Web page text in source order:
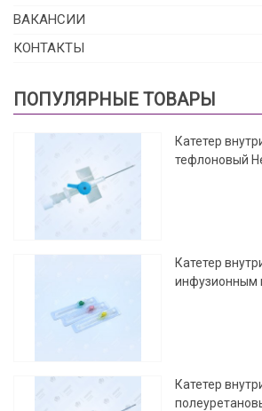
ВАКАНСИИ
КОНТАКТЫ
ПОПУЛЯРНЫЕ ТОВАРЫ
Катетер
тефлоновый
Катетер
инфузионным
Катетер